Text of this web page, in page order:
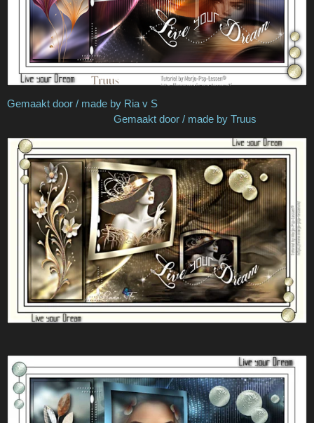
Gemaakt door / made by Ria v S
Gemaakt door / made by Truus